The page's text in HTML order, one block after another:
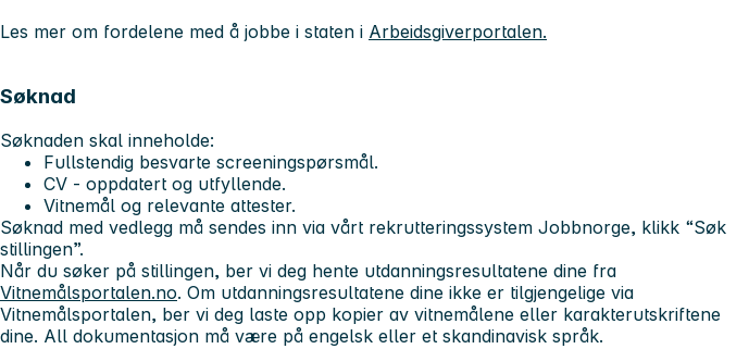
Les mer om fordelene med å jobbe i staten i Arbeidsgiverportalen.
Søknad
Søknaden skal inneholde:
Fullstendig besvarte screeningspørsmål.
CV - oppdatert og utfyllende.
Vitnemål og relevante attester.
Søknad med vedlegg må sendes inn via vårt rekrutteringssystem Jobbnorge, klikk “Søk
stillingen”.
Når du søker på stillingen, ber vi deg hente utdanningsresultatene dine fra
Vitnemålsportalen.no. Om utdanningsresultatene dine ikke er tilgjengelige via
Vitnemålsportalen, ber vi deg laste opp kopier av vitnemålene eller karakterutskriftene
dine. All dokumentasjon må være på engelsk eller et skandinavisk språk.